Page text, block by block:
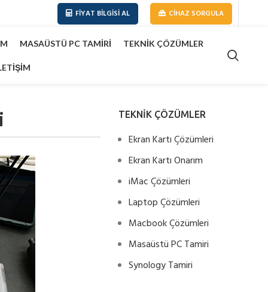
FIYAT BILGISI AL CIHAZ SORGULA
MASAÜSTÜ PC TAMIRI TEKNIK ÇÖZÜMLER
TEKNİK ÇÖZÜMLER
Ekran Kartı Çözümleri
Ekran Kartı Onarım
iMac Çözümleri
Laptop Çözümleri
Macbook Çözümleri
Masaüstü PC Tamiri
Synology Tamiri